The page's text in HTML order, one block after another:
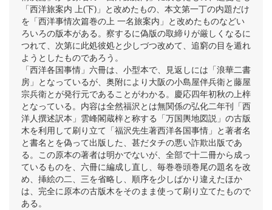
「西洋旅案内 上(下)」と改めたもの、本文第一丁の内題だけ
を「西洋事情次篇巻の上 一名旅案内」と改めたものなどい
ろいろの版本がある。察するに偽版の取締りが厳しくなるに
つれて、次第に此処彼処と少しづつ改めて、追窮の目を遁れ
ようとしたものであろう。
「西洋各国事情」六冊は、小型本で、見返しには「浪華二書
房」となっているが、奥附により大阪の小島屋伴兵衛と藤屋
宗兵衛とが発行元であることがわかる。慶応四年初秋の上梓
となっている。内容は全然福沢とは無関係の弘化二年刊「西
洋人撰述訳本」雲峰閣蔵梓と称する「万国輿地図説」の古版
木を利用して刷り立て「福沢先生著西洋各国事情」と著者名
と書名とを偽って出版した、甚だタチの悪い詐欺出版であ
る。この原本の著者は明かでないが、全部で十二冊から成っ
ているものを、六冊に編成し直し、毎巻巻頭巻尾の題名を改
め、挿絵の二、三を省略し、順序を少しばかり違えたほか
は、完全に原本の古版木をそのまま使って刷り立てたもので
ある。